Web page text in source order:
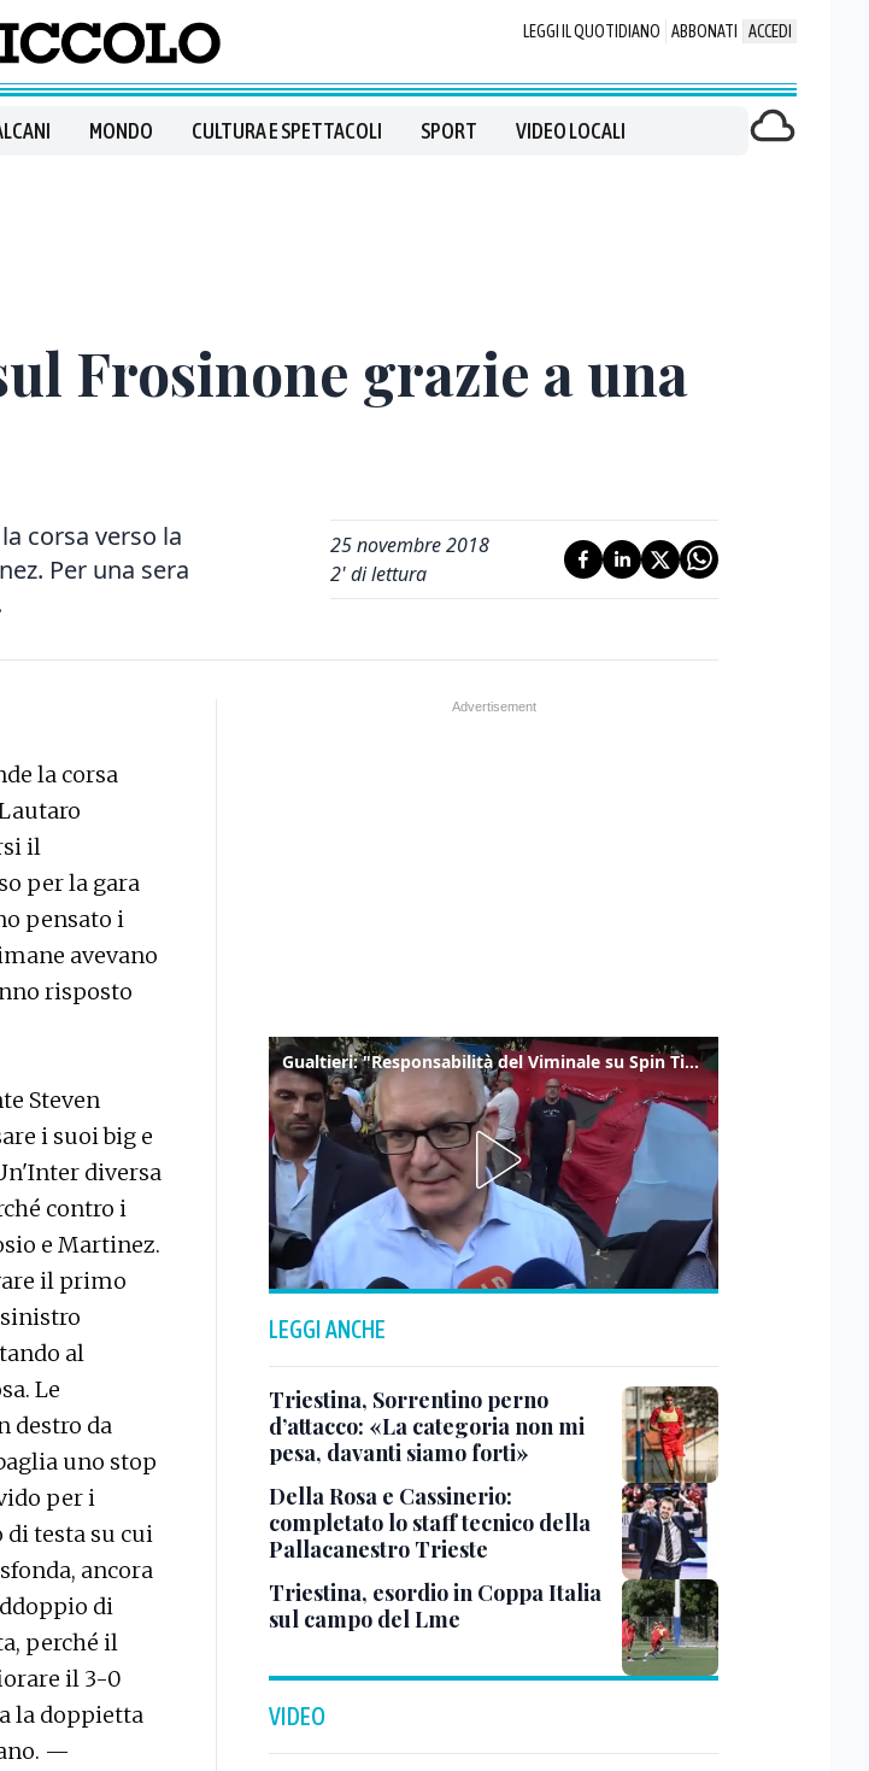
LEGGI IL QUOTIDIANO ABBONATI ACCEDI
MONDO CULTURA E SPETTACOLI SPORT VIDEO LOCALI
Frosinone grazie a una
corsa verso la
Per una sera
25 novembre 2018
2' di lettura
la corsa
il
per la gara
pensato i
avevano
risposto
Steven
i suoi big e
diversa
contro i
e Martinez.
il primo
al
Le
destro da
uno stop
per i
testa su cui
ancora
di
perché il
il 3-0
la doppietta
—
Gualtieri: "Responsabilità del Viminale su Spin Time? La posizione dei partiti è nota"
LEGGI ANCHE
Triestina, Sorrentino perno
d’attacco: «La categoria non mi
pesa, davanti siamo forti»
Della Rosa e Cassinerio:
completato lo staff tecnico della
Pallacanestro Trieste
Triestina, esordio in Coppa Italia
sul campo del Lme
VIDEO